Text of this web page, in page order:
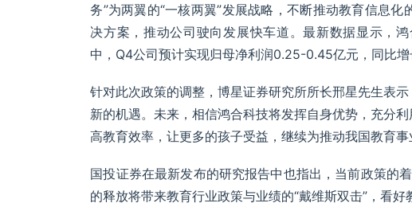
务”为两翼的“一核两翼”发展战略，不断推动教育信息
决方案，推动公司驶向发展快车道。最新数据显示，
中，Q4公司预计实现归母净利润0.25-0.45亿元，同比增
针对此次政策的调整，博星证券研究所所长邢星先生表
新的机遇。未来，相信鸿合科技将发挥自身优势，充分
高教育效率，让更多的孩子受益，继续为推动我国教育事
国投证券在最新发布的研究报告中也指出，当前政策的
的释放将带来教育行业政策与业绩的“戴维斯双击”，看好